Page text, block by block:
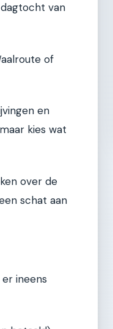
van
of
en
kies wat
over de
schat aan
ineens